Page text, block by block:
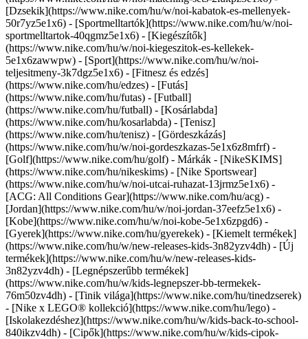
[Dzsekik](https://www.nike.com/hu/w/noi-kabatok-es-mellenyek-
50r7yz5e1x6) - [Sportmelltartók](https://www.nike.com/hu/w/noi-
sportmelltartok-40qgmz5e1x6) - [Kiegészítők]
(https://www.nike.com/hu/w/noi-kiegeszitok-es-kellekek-
5e1x6zawwpw) - [Sport](https://www.nike.com/hu/w/noi-
teljesitmeny-3k7dgz5e1x6) - [Fitnesz és edzés]
(https://www.nike.com/hu/edzes) - [Futás]
(https://www.nike.com/hu/futas) - [Futball]
(https://www.nike.com/hu/futball) - [Kosárlabda]
(https://www.nike.com/hu/kosarlabda) - [Tenisz]
(https://www.nike.com/hu/tenisz) - [Gördeszkázás]
(https://www.nike.com/hu/w/noi-gordeszkazas-5e1x6z8mfrf) -
[Golf](https://www.nike.com/hu/golf) - Márkák - [NikeSKIMS]
(https://www.nike.com/hu/nikeskims) - [Nike Sportswear]
(https://www.nike.com/hu/w/noi-utcai-ruhazat-13jrmz5e1x6) -
[ACG: All Conditions Gear](https://www.nike.com/hu/acg) -
[Jordan](https://www.nike.com/hu/w/noi-jordan-37eefz5e1x6) -
[Kobe](https://www.nike.com/hu/w/noi-kobe-5e1x6zpgd6) -
[Gyerek](https://www.nike.com/hu/gyerekek) - [Kiemelt termékek]
(https://www.nike.com/hu/w/new-releases-kids-3n82yzv4dh) - [Új
termékek](https://www.nike.com/hu/w/new-releases-kids-
3n82yzv4dh) - [Legnépszerűbb termékek]
(https://www.nike.com/hu/w/kids-legnepszer-bb-termekek-
76m50zv4dh) - [Tinik világa](https://www.nike.com/hu/tinedzserek)
- [Nike x LEGO® kollekció](https://www.nike.com/hu/lego) -
[Iskolakezdéshez](https://www.nike.com/hu/w/kids-back-to-school-
840ikzv4dh) - [Cipők](https://www.nike.com/hu/w/kids-cipok-